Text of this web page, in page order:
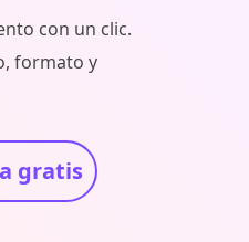
con un clic.
formato y
gratis